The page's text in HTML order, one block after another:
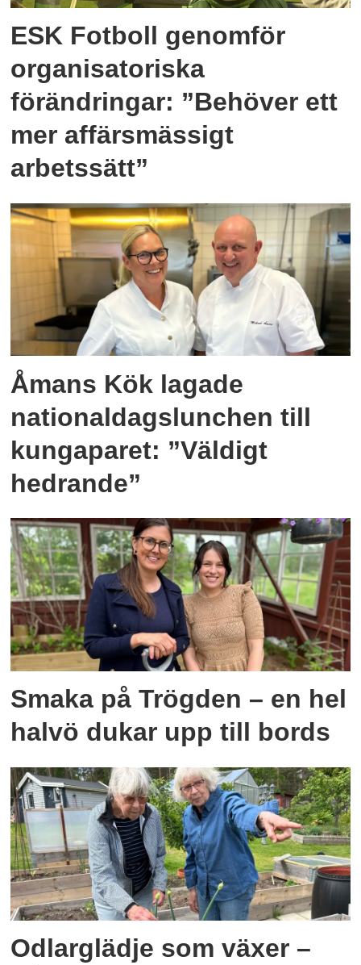
ESK Fotboll genomför
organisatoriska
förändringar: ”Behöver ett
mer affärsmässigt
arbetssätt”
Åmans Kök lagade
nationaldagslunchen till
kungaparet: ”Väldigt
hedrande”
Smaka på Trögden – en hel
halvö dukar upp till bords
Odlarglädje som växer –